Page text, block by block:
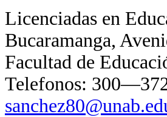
Licenciadas en
Bucaramanga,
Facultad de
Telefonos: